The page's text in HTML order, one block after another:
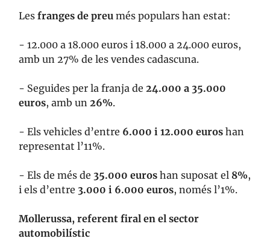
Les franges de preu més populars han estat:
- 12.000 a 18.000 euros i 18.000 a 24.000 euros,
amb un 27% de les vendes cadascuna.
- Seguides per la franja de 24.000 a 35.000
euros, amb un 26%.
- Els vehicles d’entre 6.000 i 12.000 euros han
representat l’11%.
- Els de més de 35.000 euros han suposat el 8%,
i els d’entre 3.000 i 6.000 euros, només l’1%.
Mollerussa, referent firal en el sector
automobilístic